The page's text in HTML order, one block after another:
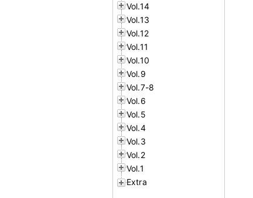
Vol.14
Vol.13
Vol.12
Vol.11
Vol.10
Vol.9
Vol.7-8
Vol.6
Vol.5
Vol.4
Vol.3
Vol.2
Vol.1
Extra